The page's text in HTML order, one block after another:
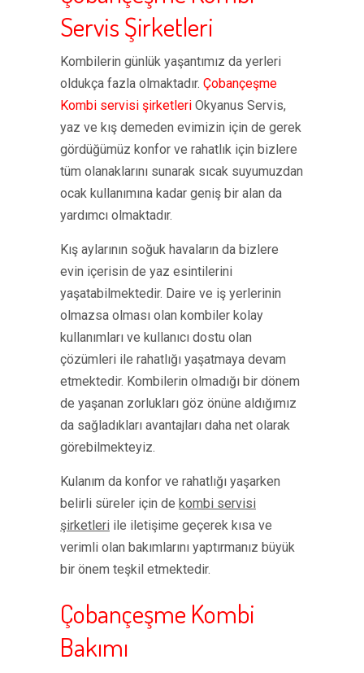
Servis Şirketleri
Kombilerin günlük yaşantımız da yerleri
oldukça fazla olmaktadır. Çobançeşme
Kombi servisi şirketleri Okyanus Servis,
yaz ve kış demeden evimizin için de gerek
gördüğümüz konfor ve rahatlık için bizlere
tüm olanaklarını sunarak sıcak suyumuzdan
ocak kullanımına kadar geniş bir alan da
yardımcı olmaktadır.
Kış aylarının soğuk havaların da bizlere
evin içerisin de yaz esintilerini
yaşatabilmektedir. Daire ve iş yerlerinin
olmazsa olması olan kombiler kolay
kullanımları ve kullanıcı dostu olan
çözümleri ile rahatlığı yaşatmaya devam
etmektedir. Kombilerin olmadığı bir dönem
de yaşanan zorlukları göz önüne aldığımız
da sağladıkları avantajları daha net olarak
görebilmekteyiz.
Kulanım da konfor ve rahatlığı yaşarken
belirli süreler için de kombi servisi
şirketleri ile iletişime geçerek kısa ve
verimli olan bakımlarını yaptırmanız büyük
bir önem teşkil etmektedir.
Çobançeşme Kombi
Bakımı